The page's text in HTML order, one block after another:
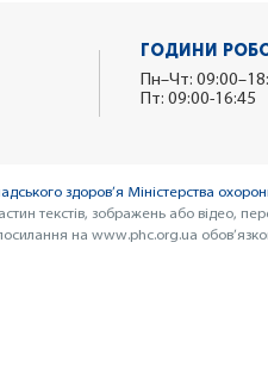
ГОДИНИ
Пн–Чт:
Пт: 09:00-16:45
здоров’я Міністерства
текстів, зображень або відео,
на www.phc.org.ua